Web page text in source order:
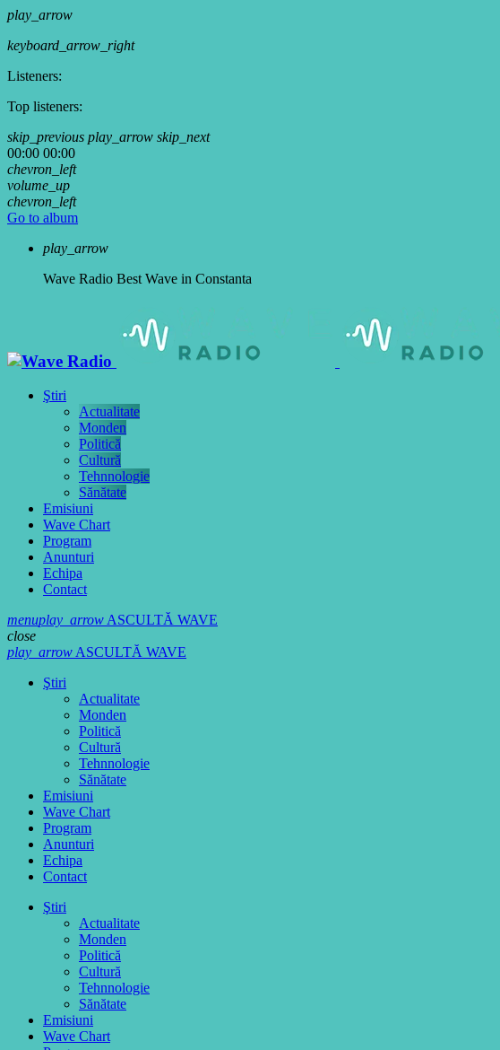
play_arrow
keyboard_arrow_right
Listeners:
Top listeners:
skip_previous play_arrow skip_next
00:00 00:00
chevron_left
volume_up
chevron_left
Go to album
play_arrow
Wave Radio Best Wave in Constanta
Ştiri
Actualitate
Monden
Politică
Cultură
Tehnnologie
Sănătate
Emisiuni
Wave Chart
Program
Anunturi
Echipa
Contact
menuplay_arrowASCULTĂ WAVE
close
play_arrowASCULTĂ WAVE
Ştiri
Actualitate
Monden
Politică
Cultură
Tehnnologie
Sănătate
Emisiuni
Wave Chart
Program
Anunturi
Echipa
Contact
Ştiri
Actualitate
Monden
Politică
Cultură
Tehnnologie
Sănătate
Emisiuni
Wave Chart